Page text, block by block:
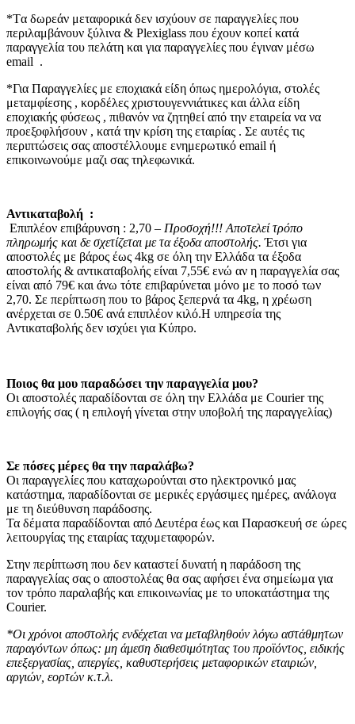
*Tα δωρεάν μεταφορικά δεν ισχύουν σε παραγγελίες που
περιλαμβάνουν ξύλινα & Plexiglass που έχουν κοπεί κατά
παραγγελία του πελάτη και για παραγγελίες που έγιναν μέσω
email .
*Για Παραγγελίες με εποχιακά είδη όπως ημερολόγια, στολές
μεταμφίεσης , κορδέλες χριστουγεννιάτικες και άλλα είδη
εποχιακής φύσεως , πιθανόν να ζητηθεί από την εταιρεία να να
προεξοφλήσουν , κατά την κρίση της εταιρίας . Σε αυτές τις
περιπτώσεις σας αποστέλλουμε ενημερωτικό email ή
επικοινωνούμε μαζι σας τηλεφωνικά.
Αντικαταβολή :
Επιπλέον επιβάρυνση : 2,70 – Προσοχή!!! Αποτελεί τρόπο
πληρωμής και δε σχετίζεται με τα έξοδα αποστολής. Έτσι για
αποστολές με βάρος έως 4kg σε όλη την Ελλάδα τα έξοδα
αποστολής & αντικαταβολής είναι 7,55€ ενώ αν η παραγγελία σας
είναι από 79€ και άνω τότε επιβαρύνεται μόνο με το ποσό των
2,70. Σε περίπτωση που το βάρος ξεπερνά τα 4kg, η χρέωση
ανέρχεται σε 0.50€ ανά επιπλέον κιλό.Η υπηρεσία της
Αντικαταβολής δεν ισχύει για Κύπρο.
Ποιος θα μου παραδώσει την παραγγελία μου?
Οι αποστολές παραδίδονται σε όλη την Ελλάδα με Courier της
επιλογής σας ( η επιλογή γίνεται στην υποβολή της παραγγελίας)
Σε πόσες μέρες θα την παραλάβω?
Oι παραγγελίες που καταχωρούνται στο ηλεκτρονικό μας
κατάστημα, παραδίδονται σε μερικές εργάσιμες ημέρες, ανάλογα
με τη διεύθυνση παράδοσης.
Τα δέματα παραδίδονται από Δευτέρα έως και Παρασκευή σε ώρες
λειτουργίας της εταιρίας ταχυμεταφορών.
Στην περίπτωση που δεν καταστεί δυνατή η παράδοση της
παραγγελίας σας ο αποστολέας θα σας αφήσει ένα σημείωμα για
τον τρόπο παραλαβής και επικοινωνίας με το υποκατάστημα της
Courier.
*Οι χρόνοι αποστολής ενδέχεται να μεταβληθούν λόγω αστάθμητων
παραγόντων όπως: μη άμεση διαθεσιμότητας του προϊόντος, ειδικής
επεξεργασίας, απεργίες, καθυστερήσεις μεταφορικών εταιριών,
αργιών, εορτών κ.τ.λ.